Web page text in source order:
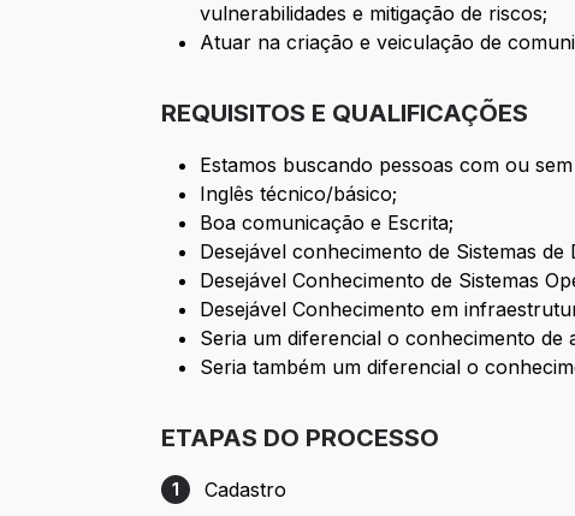
vulnerabilidades e mitigação de riscos;
Atuar na criação e veiculação de
REQUISITOS E QUALIFICAÇÕES
Estamos buscando pessoas com ou
Inglês técnico/básico;
Boa comunicação e Escrita;
Desejável conhecimento de Sistemas
Desejável Conhecimento de Sistemas
Desejável Conhecimento em
Seria um diferencial o conhecimento de
Seria também um diferencial o
ETAPAS DO PROCESSO
Etapa 1: Cadastro
1 Cadastro